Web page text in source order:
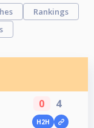
Rankings
0 4
H2H